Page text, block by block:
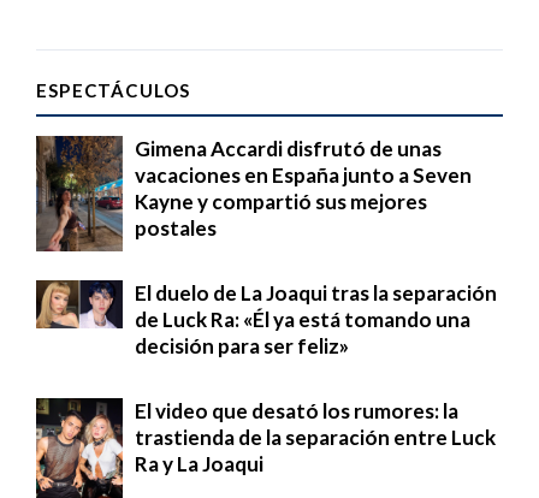
ESPECTÁCULOS
Gimena Accardi disfrutó de unas
vacaciones en España junto a Seven
Kayne y compartió sus mejores
postales
El duelo de La Joaqui tras la separación
de Luck Ra: «Él ya está tomando una
decisión para ser feliz»
El video que desató los rumores: la
trastienda de la separación entre Luck
Ra y La Joaqui